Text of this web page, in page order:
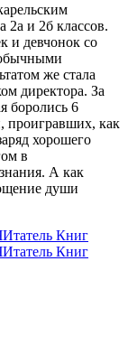
2а и 2б классов.
и девчонок со
же стала
директора. За
боролись 6
проигравших, как
хорошего
в
А как
души